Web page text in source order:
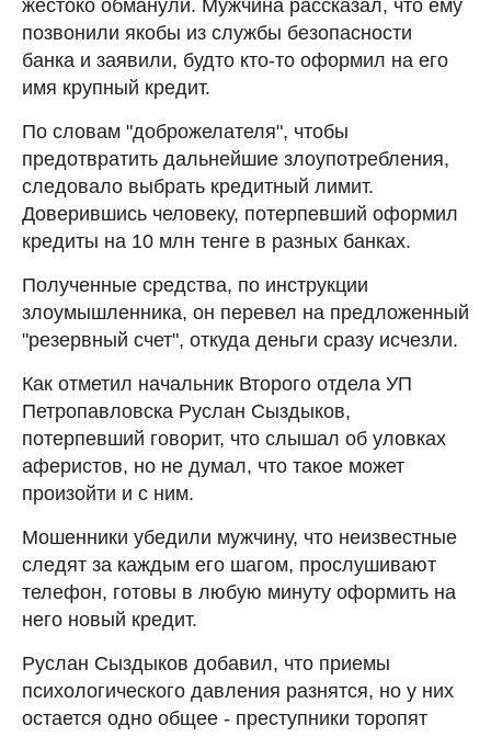
жестоко обманули. Мужчина рассказал, что ему
позвонили якобы из службы безопасности
банка и заявили, будто кто-то оформил на его
имя крупный кредит.
По словам "доброжелателя", чтобы
предотвратить дальнейшие злоупотребления,
следовало выбрать кредитный лимит.
Доверившись человеку, потерпевший оформил
кредиты на 10 млн тенге в разных банках.
Полученные средства, по инструкции
злоумышленника, он перевел на предложенный
"резервный счет", откуда деньги сразу исчезли.
Как отметил начальник Второго отдела УП
Петропавловска Руслан Сыздыков,
потерпевший говорит, что слышал об уловках
аферистов, но не думал, что такое может
произойти и с ним.
Мошенники убедили мужчину, что неизвестные
следят за каждым его шагом, прослушивают
телефон, готовы в любую минуту оформить на
него новый кредит.
Руслан Сыздыков добавил, что приемы
психологического давления разнятся, но у них
остается одно общее - преступники торопят